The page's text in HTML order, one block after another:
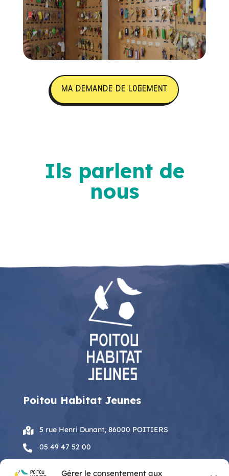
Gérer le consentement aux
MA DEMANDE DE LOGEMENT
Ils parlent de
nous
Poitou Habitat Jeunes

5 rue Henri Dunant, 86000 POITIERS

05 49 47 52 00